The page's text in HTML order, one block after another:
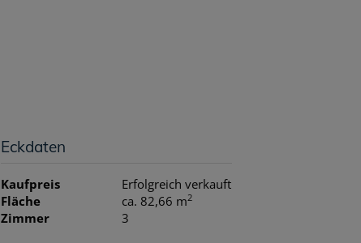
Eckdaten
Kaufpreis
Erfolgreich verkauft
Fläche
ca. 82,66 m2
Zimmer 3